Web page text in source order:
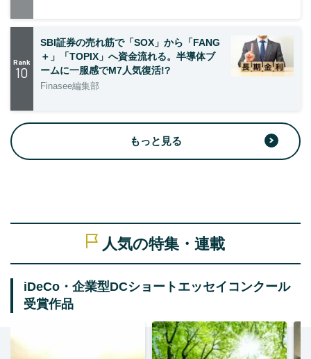
Rank
10
SBI証券の売れ筋で「SOX」から「FANG
＋」「TOPIX」へ資金流れる。半導体ブ
ームに一服感でM7人気復活!?
Finasee編集部
もっと見る
人気の特集・連載
iDeCo・企業型DCショートエッセイコンクール
受賞作品